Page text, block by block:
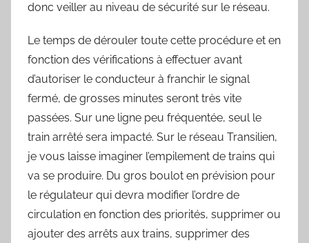
donc veiller au niveau de sécurité sur le réseau.
Le temps de dérouler toute cette procédure et en
fonction des vérifications à effectuer avant
d’autoriser le conducteur à franchir le signal
fermé, de grosses minutes seront très vite
passées. Sur une ligne peu fréquentée, seul le
train arrêté sera impacté. Sur le réseau Transilien,
je vous laisse imaginer l’empilement de trains qui
va se produire. Du gros boulot en prévision pour
le régulateur qui devra modifier l’ordre de
circulation en fonction des priorités, supprimer ou
ajouter des arrêts aux trains, supprimer des